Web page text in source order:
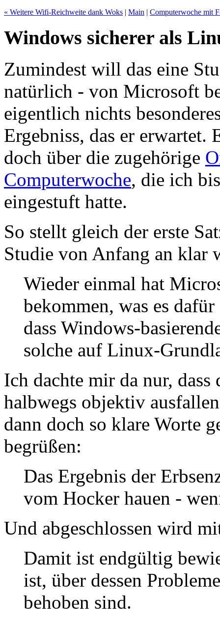
« Weitere Wifi-Reichweite dank Woks | Main | Computerwoche mit
Windows sicherer als
Zumindest will das eine
natürlich - von Microsoft
eigentlich nichts
Ergebniss, das er
doch über die zugehörige
Computerwoche, die ich
eingestuft hatte.
So stellt gleich der erste
Studie von Anfang an klar
Wieder einmal hat
bekommen, was es
dass Windows-
solche auf Linux-
Ich dachte mir da nur,
halbwegs objektiv
dann doch so klare Worte
begrüßen:
Das Ergebnis der
vom Hocker hauen -
Und abgeschlossen wird
Damit ist endgültig
ist, über dessen
behoben sind.